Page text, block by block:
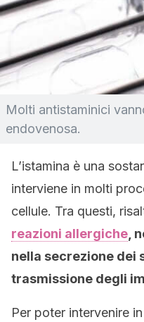
Molti antistaminici
endovenosa.
L’istamina è una
interviene in molti
cellule. Tra questi,
reazioni allergiche ,
nella secrezione dei
trasmissione degli
Per poter intervenire